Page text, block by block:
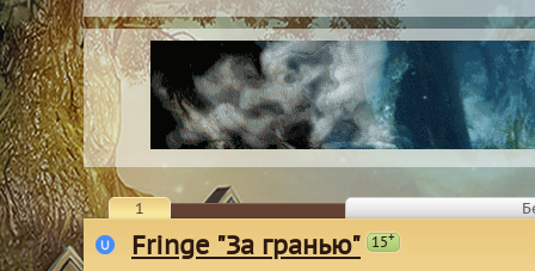
1
Fringe "За гранью" 15+